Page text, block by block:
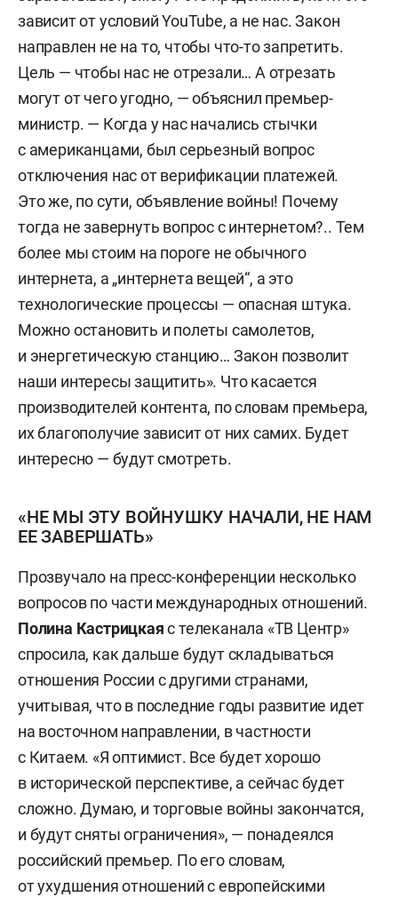
зависит от условий YouTube, а не нас. Закон
направлен не на то, чтобы что-то запретить.
Цель — чтобы нас не отрезали… А отрезать
могут от чего угодно, — объяснил премьер-
министр. — Когда у нас начались стычки
с американцами, был серьезный вопрос
отключения нас от верификации платежей.
Это же, по сути, объявление войны! Почему
тогда не завернуть вопрос с интернетом?.. Тем
более мы стоим на пороге не обычного
интернета, а „интернета вещей“, а это
технологические процессы — опасная штука.
Можно остановить и полеты самолетов,
и энергетическую станцию… Закон позволит
наши интересы защитить». Что касается
производителей контента, по словам премьера,
их благополучие зависит от них самих. Будет
интересно — будут смотреть.
«НЕ МЫ ЭТУ ВОЙНУШКУ НАЧАЛИ, НЕ НАМ
ЕЕ ЗАВЕРШАТЬ»
Прозвучало на пресс-конференции несколько
вопросов по части международных отношений.
Полина Кастрицкаяс телеканала «ТВ Центр»
спросила, как дальше будут складываться
отношения России с другими странами,
учитывая, что в последние годы развитие идет
на восточном направлении, в частности
с Китаем. «Я оптимист. Все будет хорошо
в исторической перспективе, а сейчас будет
сложно. Думаю, и торговые войны закончатся,
и будут сняты ограничения», — понадеялся
российский премьер. По его словам,
от ухудшения отношений с европейскими